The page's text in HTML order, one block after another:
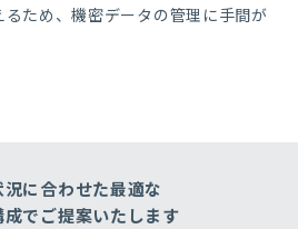
ため、機密データの管理に手間が
に合わせた最適な
でご提案いたします